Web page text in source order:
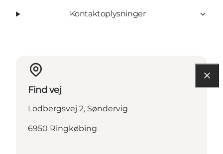
Kontaktoplysninger
Find vej
Lodbergsvej 2, Søndervig
6950 Ringkøbing